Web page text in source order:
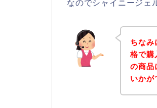
なのでシャイニージェ
ちなみ
格で購
の商品
いかが